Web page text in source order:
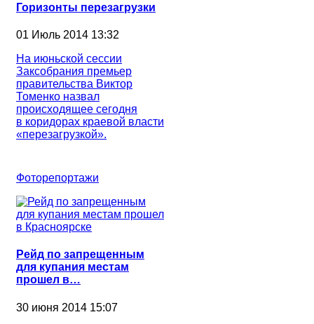
Горизонты перезагрузки
01 Июль 2014 13:32
На июньской сессии
Заксобрания премьер
правительства Виктор
Томенко назвал
происходящее сегодня
в коридорах краевой власти
«перезагрузкой».
Фоторепортажи
Рейд по запрещенным
для купания местам
прошел в…
30 июня 2014 15:07